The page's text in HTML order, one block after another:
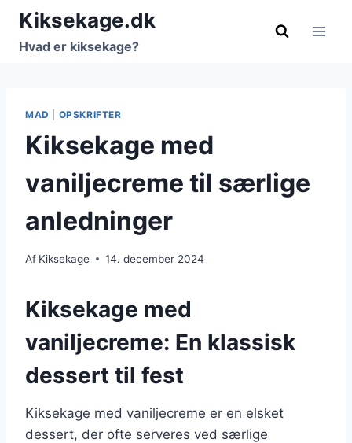
Fortsæt
indhold
Kiksekage.dk
Hvad er kiksekage?
MAD OPSKRIFTER
Kiksekage med
vaniljecreme til særlige
anledninger
Af Kiksekage 14. december 2024
Kiksekage med
vaniljecreme: En klassisk
dessert til fest
Kiksekage med vaniljecreme er en elsket
dessert, der ofte serveres ved særlige